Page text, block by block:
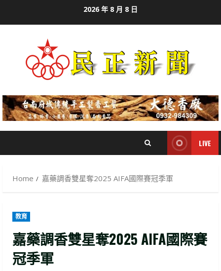
2026 年 8 月 8 日
LIVE
Home 嘉藥調香雙星奪2025 AIFA國際賽冠季軍
教育
嘉藥調香雙星奪2025 AIFA國際賽
冠季軍